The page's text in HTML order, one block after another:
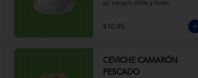
ají, canguil, chifle y limón.
$10.95
CEVICHE CAMARÓN
PESCADO